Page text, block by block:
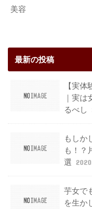
美容
最新の投稿
【実
｜実
るべし
もしか
も！？
選
芋女で
を生か